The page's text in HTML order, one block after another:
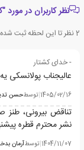
نظر کاربران در
2نظر تا این لحظه ثبت
- خدای کشتار
عالیجناب پولانسکی
1405/02/16
|توسطحسن
تناقض بیرونی، طنز
نشر محترم قطره
1404/11/07
|توسطآرمان